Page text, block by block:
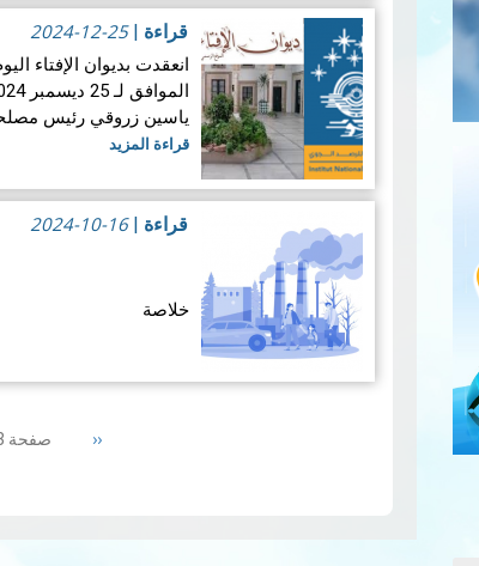
إمساكيات ولاية… قراءة
قراءة |
2024-12-25
ياسين زروقي رئيس
قراءة المزيد
قراءة |
2024-10-16
خلاصة
والبحري بإصدار تقرير
Previous
‹‹ صفحة 3